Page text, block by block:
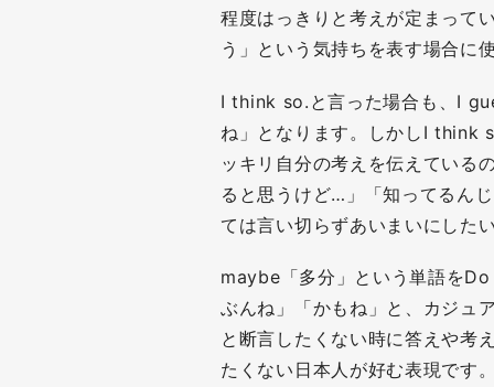
程度はっきりと考えが定まって
う」という気持ちを表す場合に
I think so.と言った場合も、I
ね」となります。しかしI think
ッキリ自分の考えを伝えている
ると思うけど…」「知ってるん
ては言い切らずあいまいにした
maybe「多分」という単語を
ぶんね」「かもね」と、カジュ
と断言したくない時に答えや考
たくない日本人が好む表現です